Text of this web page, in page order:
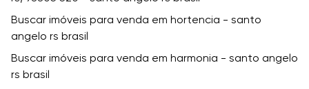
Buscar imóveis para venda em hortencia - santo
angelo rs brasil
Buscar imóveis para venda em harmonia - santo angelo
rs brasil